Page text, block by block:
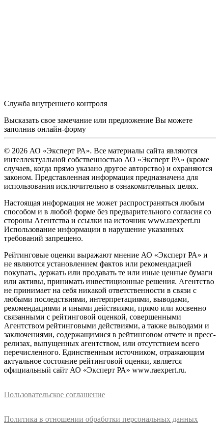
Служба внутреннего контроля
Высказать свое замечание или предложение Вы можете
заполнив онлайн-форму
© 2026 АО «Эксперт РА». Все материалы сайта являются
интеллектуальной собственностью АО «Эксперт РА» (кроме
случаев, когда прямо указано другое авторство) и охраняются
законом. Представленная информация предназначена для
использования исключительно в ознакомительных целях.
Настоящая информация не может распространяться любым
способом и в любой форме без предварительного согласия со
стороны Агентства и ссылки на источник www.raexpert.ru
Использование информации в нарушение указанных
требований запрещено.
Рейтинговые оценки выражают мнение АО «Эксперт РА» и
не являются установлением фактов или рекомендацией
покупать, держать или продавать те или иные ценные бумаги
или активы, принимать инвестиционные решения. Агентство
не принимает на себя никакой ответственности в связи с
любыми последствиями, интерпретациями, выводами,
рекомендациями и иными действиями, прямо или косвенно
связанными с рейтинговой оценкой, совершенными
Агентством рейтинговыми действиями, а также выводами и
заключениями, содержащимися в рейтинговом отчете и пресс-
релизах, выпущенных агентством, или отсутствием всего
перечисленного. Единственным источником, отражающим
актуальное состояние рейтинговой оценки, является
официальный сайт АО «Эксперт РА» www.raexpert.ru.
Пользовательское соглашение
Политика в отношении обработки персональных данных